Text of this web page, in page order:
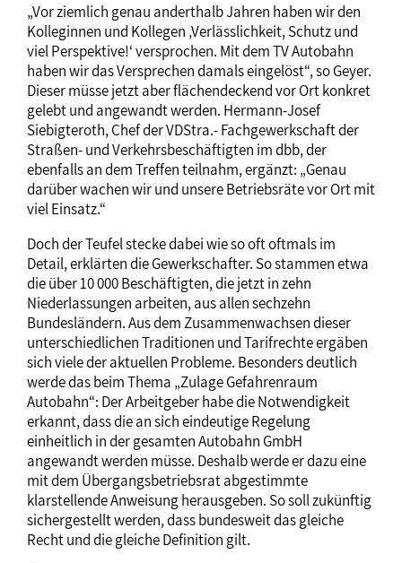
„Vor ziemlich genau anderthalb Jahren haben wir den
Kolleginnen und Kollegen ‚Verlässlichkeit, Schutz und
viel Perspektive!‘ versprochen. Mit dem TV Autobahn
haben wir das Versprechen damals eingelöst“, so Geyer.
Dieser müsse jetzt aber flächendeckend vor Ort konkret
gelebt und angewandt werden. Hermann-Josef
Siebigteroth, Chef der VDStra.- Fachgewerkschaft der
Straßen- und Verkehrsbeschäftigten im dbb, der
ebenfalls an dem Treffen teilnahm, ergänzt: „Genau
darüber wachen wir und unsere Betriebsräte vor Ort mit
viel Einsatz.“
Doch der Teufel stecke dabei wie so oft oftmals im
Detail, erklärten die Gewerkschafter. So stammen etwa
die über 10 000 Beschäftigten, die jetzt in zehn
Niederlassungen arbeiten, aus allen sechzehn
Bundesländern. Aus dem Zusammenwachsen dieser
unterschiedlichen Traditionen und Tarifrechte ergäben
sich viele der aktuellen Probleme. Besonders deutlich
werde das beim Thema „Zulage Gefahrenraum
Autobahn“: Der Arbeitgeber habe die Notwendigkeit
erkannt, dass die an sich eindeutige Regelung
einheitlich in der gesamten Autobahn GmbH
angewandt werden müsse. Deshalb werde er dazu eine
mit dem Übergangsbetriebsrat abgestimmte
klarstellende Anweisung herausgeben. So soll zukünftig
sichergestellt werden, dass bundesweit das gleiche
Recht und die gleiche Definition gilt.